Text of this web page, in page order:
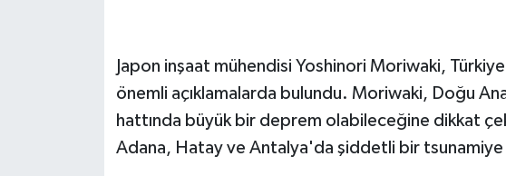
Japon inşaat mühendisi Yoshinori Moriwaki,
önemli açıklamalarda bulundu. Moriwaki, Doğu
hattında büyük bir deprem olabileceğine dikkat
Adana, Hatay ve Antalya'da şiddetli bir